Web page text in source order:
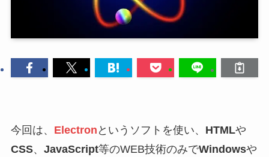
今回は、 Electron というソフトを使い、 HTMLや
CSS、 JavaScript等のWEB技術のみでWindowsや